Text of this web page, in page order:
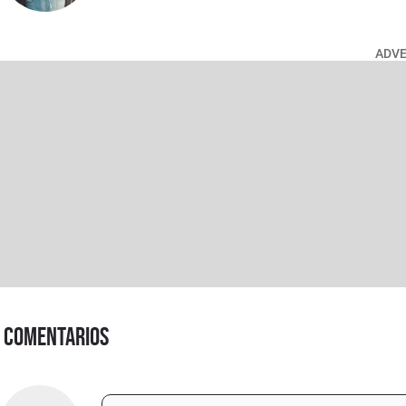
Comentarios